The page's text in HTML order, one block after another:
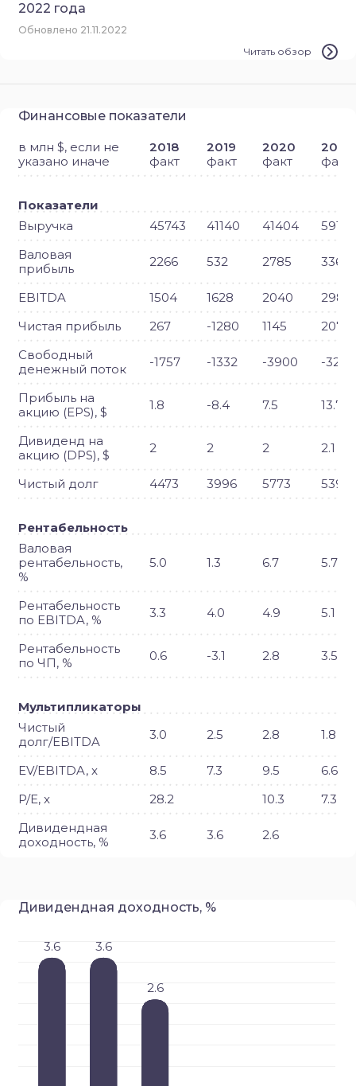
2022 года
Обновлено 21.11.2022
Читать обзор
Финансовые показатели
в млн $, если не
указано иначе
2018
факт
2019
факт
2020
факт
2021
факт
Показатели
Выручка
45743 41140 41404
59152
Валовая
прибыль
2266 532 2785 3361
EBITDA 1504 1628 2040
2988
Чистая прибыль
267 -1280 1145
2078
Свободный
денежный поток
-1757 -1332 -3900 -3293
Прибыль на
акцию (EPS), $
1.8 -8.4 7.5 13.7
Дивиденд на
акцию (DPS), $
2 2 2 2.1
Чистый долг 4473 3996 5773 5398
Рентабельность
Валовая
рентабельность,
%
5.0 1.3 6.7 5.7
Рентабельность
по EBITDA, %
3.3 4.0 4.9 5.1
Рентабельность
по ЧП, %
0.6 -3.1 2.8 3.5
Мультипликаторы
Чистый
долг/EBITDA
3.0 2.5 2.8 1.8
EV/EBITDA, x 8.5 7.3 9.5
6.6
P/E, x
28.2 10.3
7.3
Дивидендная
доходность, %
3.6 3.6 2.6
Дивидендная доходность, %